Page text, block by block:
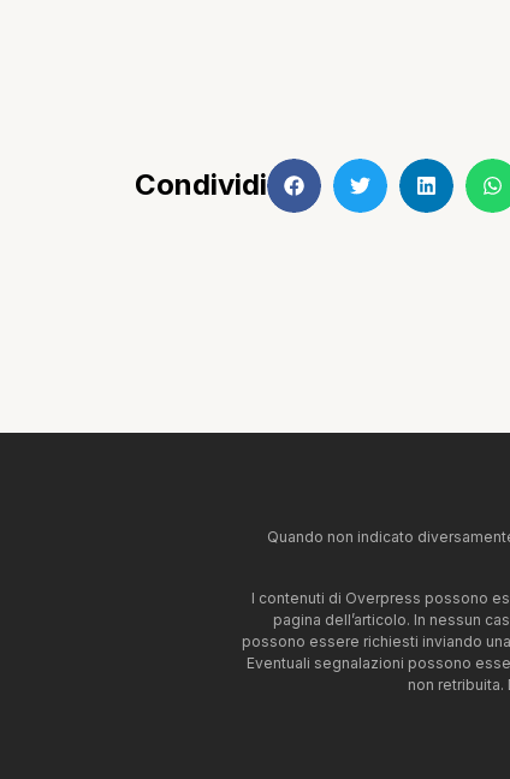
Condividi
Quando non indicato
I contenuti di Overpress possono
pagina dell’articolo. In nessun
possono essere richiesti inviando
Eventuali segnalazioni possono
non